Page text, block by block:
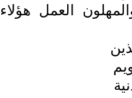
العمل هؤلاء